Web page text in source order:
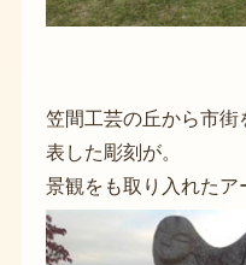
笠間工芸の丘から市街
表した彫刻が。
景観をも取り入れたア